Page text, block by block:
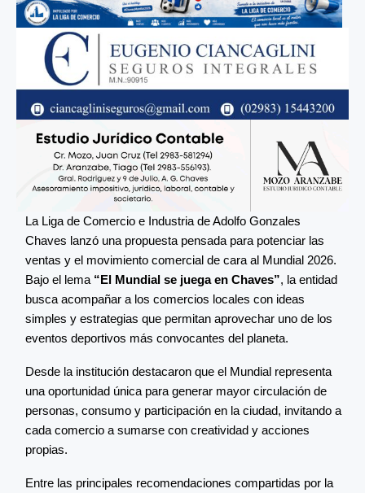
La Liga de Comercio e Industria de Adolfo Gonzales
Chaves lanzó una propuesta pensada para potenciar las
ventas y el movimiento comercial de cara al Mundial 2026.
Bajo el lema “El Mundial se juega en Chaves”, la entidad
busca acompañar a los comercios locales con ideas
simples y estrategias que permitan aprovechar uno de los
eventos deportivos más convocantes del planeta.
Desde la institución destacaron que el Mundial representa
una oportunidad única para generar mayor circulación de
personas, consumo y participación en la ciudad, invitando a
cada comercio a sumarse con creatividad y acciones
propias.
Entre las principales recomendaciones compartidas por la